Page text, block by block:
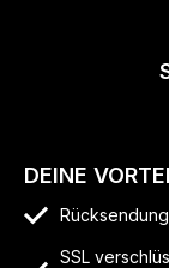
DEINE
SSL